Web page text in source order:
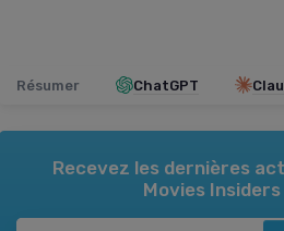
Résumer ChatGPT
Recevez les dernières
Movies Insiders